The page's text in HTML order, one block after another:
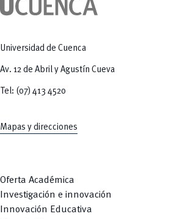
Universidad de Cuenca
Av. 12 de Abril y Agustín Cueva
Tel: (07) 413 4520
Mapas y direcciones
Oferta Académica
Investigación e innovación
Innovación Educativa